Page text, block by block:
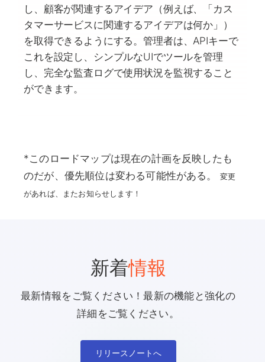
し、顧客が関連するアイデア（例えば、「カス
タマーサービスに関連するアイデアは何か」）
を取得できるようにする。管理者は、APIキーで
これを設定し、シンプルなUIでツールを管理
し、完全な監査ログで使用状況を監視すること
ができます。
*このロードマップは現在の計画を反映したも
のだが、優先順位は変わる可能性がある。
変更
があれば、またお知らせします！
新着情報
最新情報をご覧ください！最新の機能と強化の
詳細をご覧ください。
リリースノートへ